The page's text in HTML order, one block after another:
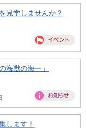
見学しませんか？
海獣の海ー」
します！